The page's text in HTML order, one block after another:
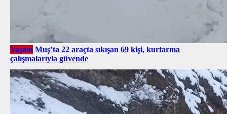
Yaşam Muş’ta 22 araçta sıkışan 69 kişi, kurtarma
çalışmalarıyla güvende